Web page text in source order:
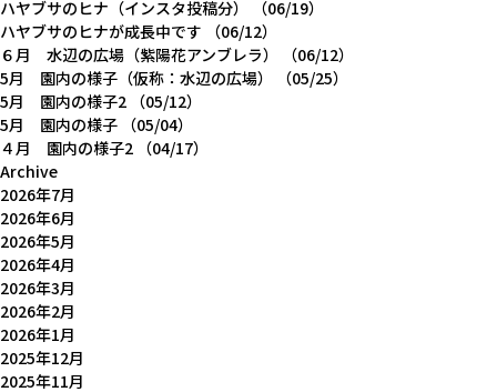
ハヤブサのヒナ（インスタ投稿分）
（06/19）
ハヤブサのヒナが成長中です
（06/12）
６月 水辺の広場（紫陽花アンブレラ）
（06/12）
5月 園内の様子（仮称：水辺の広場）
（05/25）
5月 園内の様子2 （05/12）
5月 園内の様子 （05/04）
４月 園内の様子2 （04/17）
Archive
2026年7月
2026年6月
2026年5月
2026年4月
2026年3月
2026年2月
2026年1月
2025年12月
2025年11月